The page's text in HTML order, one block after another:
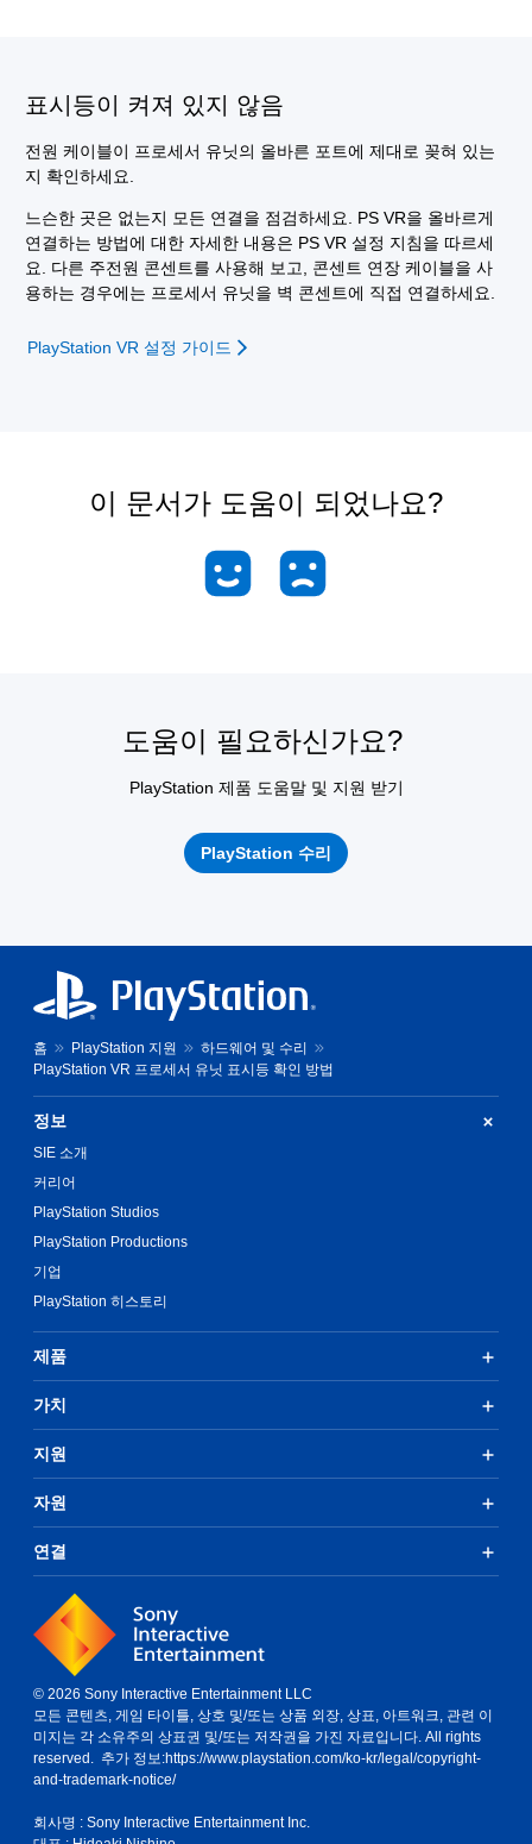
표시등이 켜져 있지 않음
전원 케이블이 프로세서 유닛의 올바른 포트에 제대로 꽂혀 있는
지 확인하세요.
느슨한 곳은 없는지 모든 연결을 점검하세요. PS VR을 올바르게
연결하는 방법에 대한 자세한 내용은 PS VR 설정 지침을 따르세
요. 다른 주전원 콘센트를 사용해 보고, 콘센트 연장 케이블을 사
용하는 경우에는 프로세서 유닛을 벽 콘센트에 직접 연결하세요.
PlayStation VR 설정 가이드
이 문서가 도움이 되었나요?
도움이 필요하신가요?
PlayStation 제품 도움말 및 지원 받기
PlayStation 수리
홈 PlayStation 지원
하드웨어 및 수리
PlayStation VR 프로세서 유닛 표시등 확인 방법
정보
SIE 소개
커리어
PlayStation Studios
PlayStation Productions
기업
PlayStation 히스토리
제품
가치
지원
자원
연결
© 2026 Sony Interactive Entertainment LLC
모든 콘텐츠, 게임 타이틀, 상호 및/또는 상품 외장, 상표, 아트워크, 관련 이
미지는 각 소유주의 상표권 및/또는 저작권을 가진 자료입니다. All rights
reserved. 추가 정보:https://www.playstation.com/ko-kr/legal/copyright-
and-trademark-notice/
회사명 : Sony Interactive Entertainment Inc.